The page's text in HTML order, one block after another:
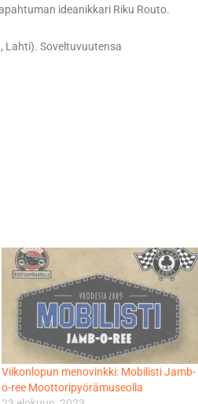
ideanikkari Riku Routo.
Lahti). Soveltuvuutensa
Viikonlopun menovinkki: Mobilisti Jamb-
o-ree Moottoripyörämuseolla